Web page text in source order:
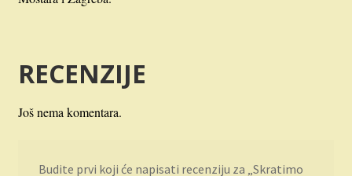
RECENZIJE
Još nema komentara.
Budite prvi koji će napisati recenziju za „Skratimo